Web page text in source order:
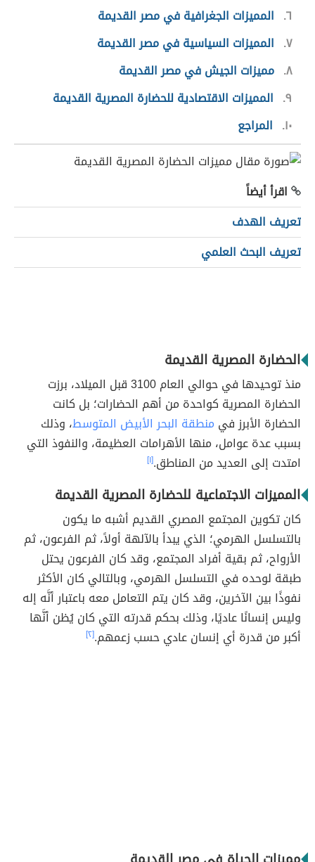
٦ المميزات الجغرافية في مصر القديمة
٧ المميزات السياسية في مصر القديمة
٨ مميزات الجيش في مصر القديمة
٩ المميزات الاقتصادية للحضارة المصرية القديمة
١٠
المراجع
اقرأ أيضاً
تعريف الهدف
تعريف البحث العلمي
الحضارة المصرية القديمة
منذ توحيدها في حوالي العام 3100 قبل الميلاد، برزت
الحضارة المصرية كواحدة من أهم الحضارات؛ بل كانت
الحضارة الأبرز في منطقة البحر الأبيض المتوسط، وذلك
بسبب عدة عوامل، منها الأهرامات العظيمة، والنفوذ التي
امتدت إلى العديد من المناطق.[١]
المميزات الاجتماعية للحضارة المصرية القديمة
كان تكوين المجتمع المصري القديم أشبه ما يكون
بالتسلسل الهرمي؛ الذي يبدأ بالآلهة أولاً، ثم الفرعون، ثم
الأرواح، ثم بقية أفراد المجتمع، وقد كان الفرعون يحتل
طبقة لوحده في التسلسل الهرمي، وبالتالي كان الأكثر
نفوذًا بين الآخرين، وقد كان يتم التعامل معه باعتبار أنَّه إله
وليس إنسانًا عاديًا، وذلك بحكم قدرته التي كان يُظن أنَّها
أكبر من قدرة أي إنسان عادي حسب زعمهم.[٢]